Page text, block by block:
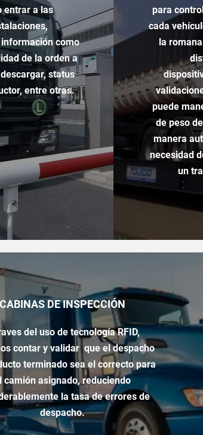
entrar a las
como
de la orden a
status
entre otras.
para
cada
la
puede
de peso
manera
necesidad
un
CABINAS DE INSPECCIÓN
del uso de tecnologíaRFID,
contar y validar que el despacho
terminado sea el correcto para
camión asignado, reduciendo
la tasa de errores de
despacho.